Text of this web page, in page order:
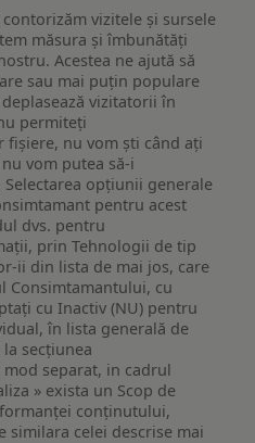
vizitele și sursele
măsura și îmbunătăți
Acestea ne ajută să
sau mai puțin populare
vizitatorii în
permiteți
fișiere, nu vom ști când ați
vom putea să-i
opțiunii generale
pentru acest
dvs. pentru
prin Tehnologii de tip
ii din lista de mai jos, care
Consimtamantului, cu
cu Inactiv (NU) pentru
în lista generală de
secțiunea
mod separat, in cadrul
» exista un Scop de
conținutului,
similara celei descrise mai